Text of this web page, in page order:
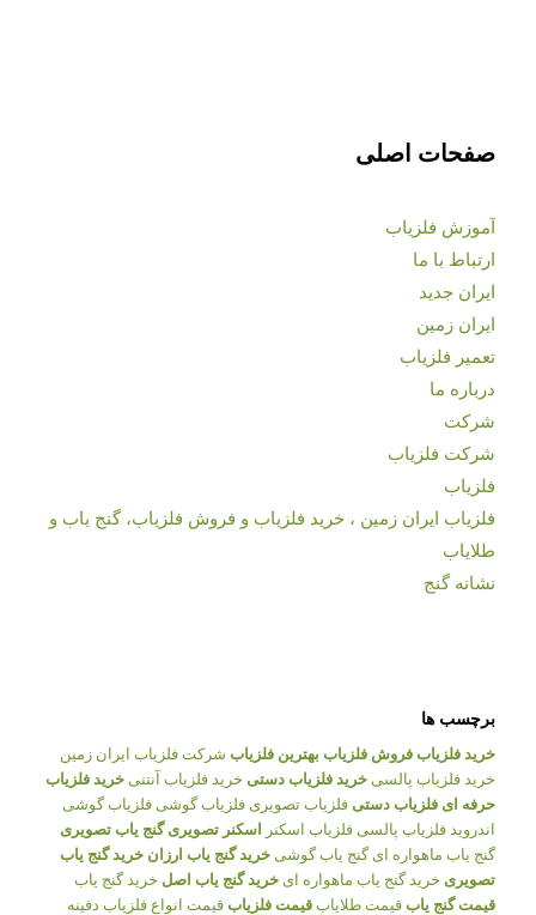
صفحات اصلی
آموزش فلزیاب
ارتباط با ما
ایران جدید
ایران زمین
تعمیر فلزیاب
درباره ما
شرکت
شرکت فلزیاب
فلزیاب
فلزیاب ایران زمین ، خرید فلزیاب و فروش فلزیاب، گنج یاب و
طلایاب
نشانه گنج
برچسب ها
خرید فلزیاب فروش فلزیاب بهترین فلزیاب شرکت فلزیاب ایران زمین
خرید فلزیاب پالسی خرید فلزیاب دستی خرید فلزیاب آنتنی خرید فلزیاب
حرفه ای فلزیاب دستی فلزیاب تصویری فلزیاب گوشی فلزیاب گوشی
اندروید فلزیاب پالسی فلزیاب اسکنر اسکنر تصویری گنج یاب تصویری
گنج یاب ماهواره ای گنج یاب گوشی خرید گنج یاب ارزان خرید گنج یاب
تصویری خرید گنج یاب ماهواره ای خرید گنج یاب اصل خرید گنج یاب
قیمت گنج یاب قیمت طلایاب قیمت فلزیاب قیمت انواع فلزیاب دفینه